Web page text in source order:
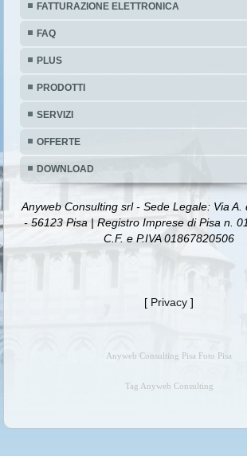
FATTURAZIONE ELETTRONICA
FAQ
PLUS
PRODOTTI
SERVIZI
OFFERTE
DOWNLOAD
Anyweb Consulting srl - Sede Legale: Via A.
- 56123 Pisa | Registro Imprese di Pisa n.
C.F. e P.IVA 01867820506
[ Privacy ]
Anyweb Consulting Pisa Foto Pisa
Tag Anyweb Consulting